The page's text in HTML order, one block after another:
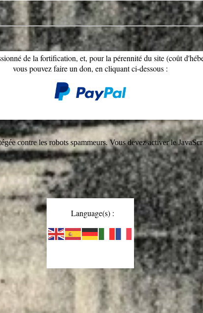
de la fortification, et, pour la pérennité du site (coût
vous pouvez faire un don, en cliquant ci-dessous :
contre les robots spammeurs. Vous devez activer le
Language(s) :